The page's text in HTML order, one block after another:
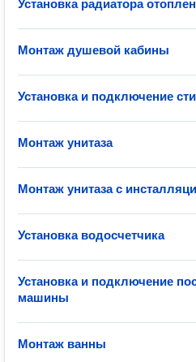
Установка радиатора
Монтаж душевой кабины
Установка и подключение
Монтаж унитаза
Монтаж унитаза с
Установка водосчетчика
Установка и подключение
машины
Монтаж ванны